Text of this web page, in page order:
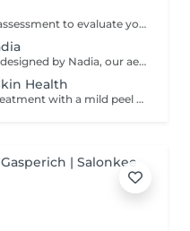
Consultation: A professional skin assessment to evaluate your skin condition, discuss your concerns, and recommend the most suitable treatments and home care routine. Consultation&First Procedure: A professional skin assessment to evaluate your skin condition, discuss your concerns, and recommend the most suitable treatments and home care routine. Followed by a customised treatment designed to address your skin's immediate needs. The price will depend on the type of procedure.
An exclusive signature treatment designed by Nadia, our aesthetician, for the delicate eye and neck area. It delivers intensive hydration and improves skin elasticity, helping to restore firmness, smoothness, and a visibly refreshed appearance. The treatment helps reduce the appearance of fine lines, provides a gentle brightening effect around the eyes, and creates a natural lifting result for a more rested and youthful look. Another combination is eye- and neck-intensive hydration with a full facial treatment. This combination is ideal for clients seeking full-face care and an instantly refreshed, healthy look.
Health
Anti-Aging Treatment is a facial treatment with a mild peel designed to restore hydration, smooth dry, rough texture, soften lines and strengthen skin to prevent future aging and skin damage. Redness Treatment is a facial treatment with a mild peel designed to calm skin and minimize symptoms associated with red, sensitized skin, including rosacea. Ultra Hydration Treatment is a facial treatment with a mild peel designed to soothe skin and restore hydration in dry, dehydrated skin. Skin Brightening Treatment is a facial treatment with a mild peel designed to target mild discoloration and restore a more even skin tone. Acne + Oil Control Treatment is a facial treatment with a mild peel to decongest pores, absorb excess surface oil, target blemishes and prevent future breakouts. Enzyme Facial Treatment is a gentle, effective facial treatment with enzymatic exfoliation to revive dull skin, replenish hydration, soothe skin and restore healthy skin barrier to strengthen skin. Stimulator Peel is the perfect lunchtime peel, gentle enough for all skin types. An effective blend of AHAs provide immediately healthier, glowing skin with no downtime. Added antioxidants and anti-irritants neutralize free radicals and calm the skin.